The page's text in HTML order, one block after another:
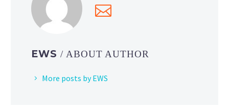
EWS / ABOUT AUTHOR
More posts by EWS